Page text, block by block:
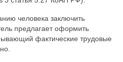
человека заключить
предлагает оформить
фактические трудовые